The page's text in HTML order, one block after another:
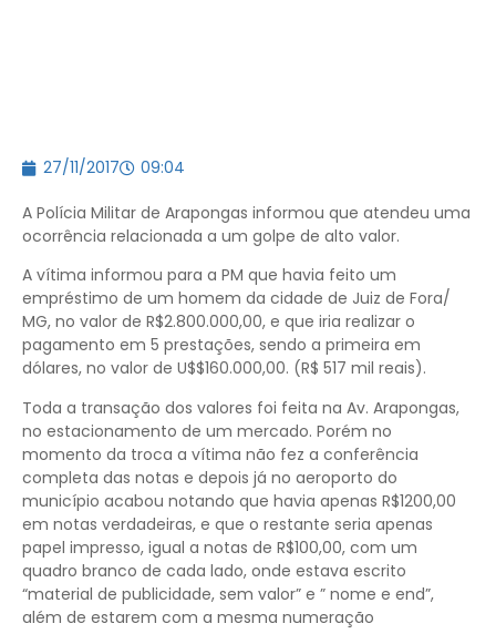
27/11/2017 09:04
A Polícia Militar de Arapongas informou que atendeu uma
ocorrência relacionada a um golpe de alto valor.
A vítima informou para a PM que havia feito um
empréstimo de um homem da cidade de Juiz de Fora/
MG, no valor de R$2.800.000,00, e que iria realizar o
pagamento em 5 prestações, sendo a primeira em
dólares, no valor de U$$160.000,00. (R$ 517 mil reais).
Toda a transação dos valores foi feita na Av. Arapongas,
no estacionamento de um mercado. Porém no
momento da troca a vítima não fez a conferência
completa das notas e depois já no aeroporto do
município acabou notando que havia apenas R$1200,00
em notas verdadeiras, e que o restante seria apenas
papel impresso, igual a notas de R$100,00, com um
quadro branco de cada lado, onde estava escrito
“material de publicidade, sem valor” e ” nome e end”,
além de estarem com a mesma numeração